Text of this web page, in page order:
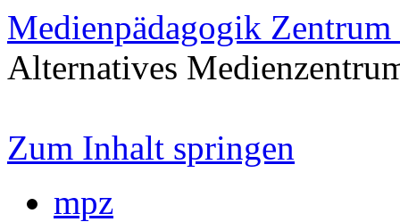
Medienpädagogik Zentrum
Alternatives
Zum Inhalt springen
mpz